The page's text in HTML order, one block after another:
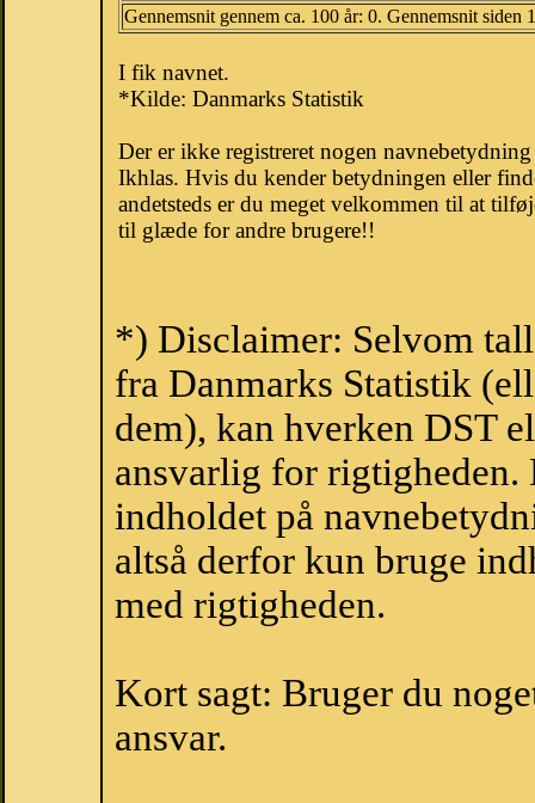
Gennemsnit gennem ca. 100 år: 0. Gennemsnit siden
I fik navnet.
*Kilde: Danmarks Statistik
Der er ikke registreret nogen
Ikhlas. Hvis du kender betydningen eller
andetsteds er du meget velkommen til at
til glæde for andre brugere!!
*) Disclaimer: Selvom
fra Danmarks Statistik
dem), kan hverken DST
ansvarlig for
indholdet på
altså derfor kun bruge
med rigtigheden.
Kort sagt: Bruger du
ansvar.